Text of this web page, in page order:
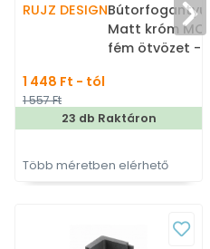
RUJZ DESIGNBútorfogantyú
Matt króm
fém ötvözet -
1 448 Ft - tól
1 557 Ft
23 db Raktáron
Több méretben elérhető